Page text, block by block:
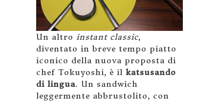
Un altro instant classic,
diventato in breve tempo piatto
iconico della nuova proposta di
chef Tokuyoshi, è il katsusando
di lingua. Un sandwich
leggermente abbrustolito, con